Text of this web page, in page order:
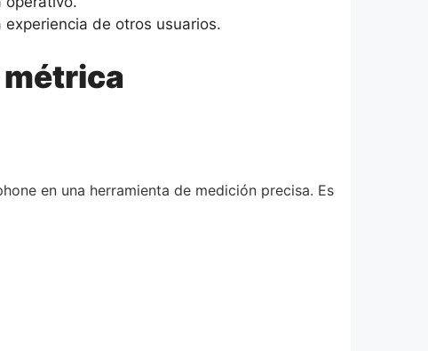
de otros usuarios.
en una herramienta de medición precisa. Es